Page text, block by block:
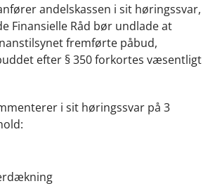
andelskassen i sit høringssvar,
Finansielle Råd bør undlade at
fremførte påbud,
efter § 350 forkortes væsentligt
i sit høringssvar på 3